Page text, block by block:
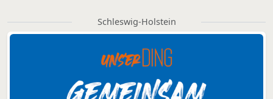
Schleswig-Holstein